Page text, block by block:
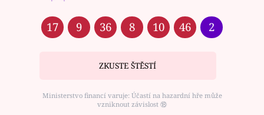
17 9 36 8 10 46 2
ZKUSTE ŠTĚSTÍ
Ministerstvo financí varuje: Účastí na hazardní hře může
vzniknout závislost ⑱